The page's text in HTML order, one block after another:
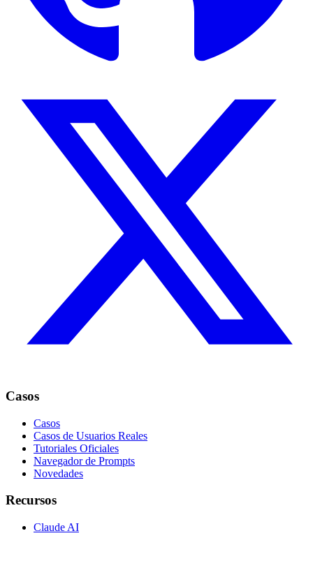
Casos
Casos
Casos de Usuarios Reales
Tutoriales Oficiales
Navegador de Prompts
Novedades
Recursos
Claude AI